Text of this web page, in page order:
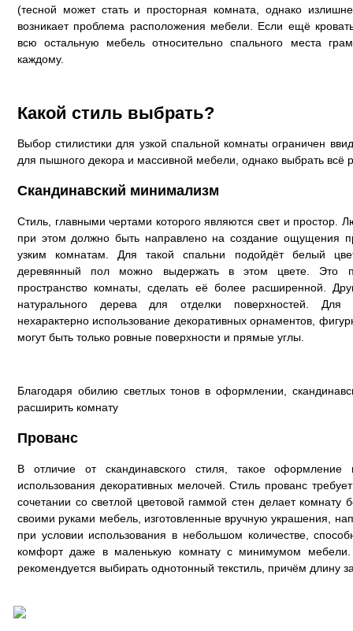
(тесной может стать и просторная комната, однако
возникает проблема расположения мебели. Если ещё
всю остальную мебель относительно спального места
каждому.
Какой стиль выбрать?
Выбор стилистики для узкой спальной комнаты ограничен
для пышного декора и массивной мебели, однако выбрать всё
Скандинавский минимализм
Стиль, главными чертами которого являются свет и простор.
при этом должно быть направлено на создание ощущения
узким комнатам. Для такой спальни подойдёт белый
деревянный пол можно выдержать в этом цвете. Это
пространство комнаты, сделать её более расширенной.
натурального дерева для отделки поверхностей. Для
нехарактерно использование декоративных орнаментов,
могут быть только ровные поверхности и прямые углы.
Благодаря обилию светлых тонов в оформлении,
расширить комнату
Прованс
В отличие от скандинавского стиля, такое оформление
использования декоративных мелочей. Стиль прованс
сочетании со светлой цветовой гаммой стен делает комнату
своими руками мебель, изготовленные вручную украшения,
при условии использования в небольшом количестве,
комфорт даже в маленькую комнату с минимумом мебели.
рекомендуется выбирать однотонный текстиль, причём длину